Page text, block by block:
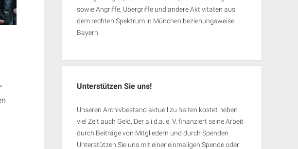
sowie Angriffe, Übergriffe und andere Aktivitäten aus
dem rechten Spektrum in München beziehungsweise
Bayern.
Unterstützen Sie uns!
Unseren Archivbestand aktuell zu halten kostet neben
viel Zeit auch Geld. Der a.i.d.a. e. V. finanziert seine Arbeit
durch Beiträge von Mitgliedern und durch Spenden.
Unterstützen Sie uns mit einer einmaligen Spende oder